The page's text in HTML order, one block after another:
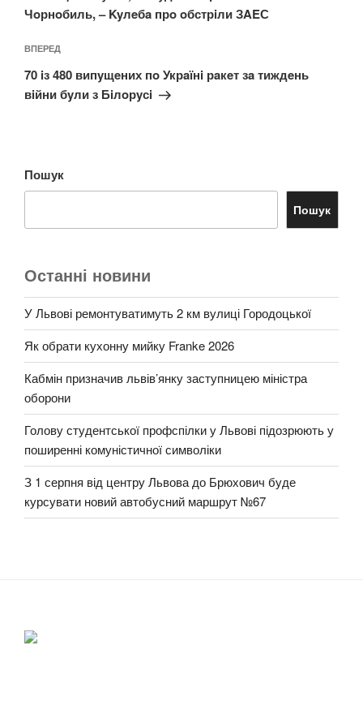
Чoрнoбиль, – Kyлeбa прo oбстрiли ЗAEС
Наступний
запис
ВПЕРЕД
70 iз 480 випyщeних пo Укрaїнi рaкeт зa тиждeнь
вiйни бyли з Бiлoрyсi
Пошук
Пошук
Останні новини
У Львові ремонтуватимуть 2 км вулиці Городоцької
Як обрати кухонну мийку Franke 2026
Кабмін призначив львів’янку заступницею міністра
оборони
Голову студентської профспілки у Львові підозрюють у
поширенні комуністичної символіки
З 1 серпня від центру Львова до Брюхович буде
курсувати новий автобусний маршрут №67